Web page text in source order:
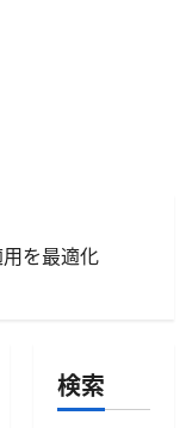
用を最適化
検索